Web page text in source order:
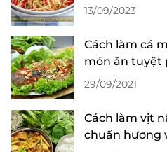
13/09/2023
Cách làm cá
món ăn tuyệt
đậm hương vị
29/09/2021
Cách làm vịt
chuẩn hương